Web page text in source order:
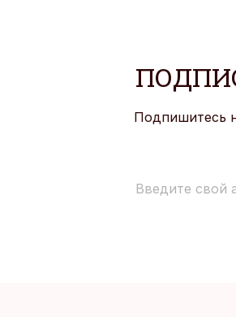
Подпишитесь